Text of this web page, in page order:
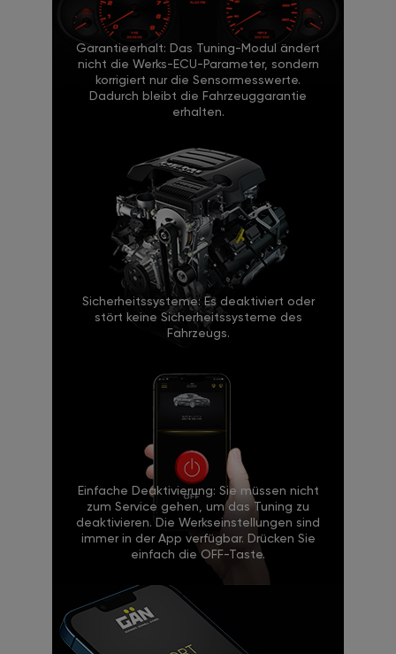
Garantieerhalt: Das Tuning-Modul ändert
nicht die Werks-ECU-Parameter, sondern
korrigiert nur die Sensormesswerte.
Dadurch bleibt die Fahrzeuggarantie
erhalten.
Sicherheitssysteme: Es deaktiviert oder
stört keine Sicherheitssysteme des
Fahrzeugs.
Einfache Deaktivierung: Sie müssen nicht
zum Service gehen, um das Tuning zu
deaktivieren. Die Werkseinstellungen sind
immer in der App verfügbar. Drücken Sie
einfach die OFF-Taste.